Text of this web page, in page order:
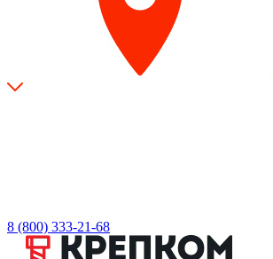
8 (800) 333-21-68